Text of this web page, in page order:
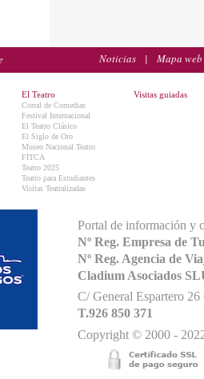
Noticias | Mapa web
El Teatro
Corral de Comedias
Festival Internacional
El Teatro Clásico
El Siglo de Oro
Museo Nacional Teatro
FITCA
Teatro 2025
Teatro para Estudiantes
Visitas Teatralizadas
Visitas guiadas
Portal de información y
Nº Reg. Empresa de
Nº Reg. Agencia de
Cladium Asociados
C/ General Espartero
T.926 850 371
Copyright © 2000 -